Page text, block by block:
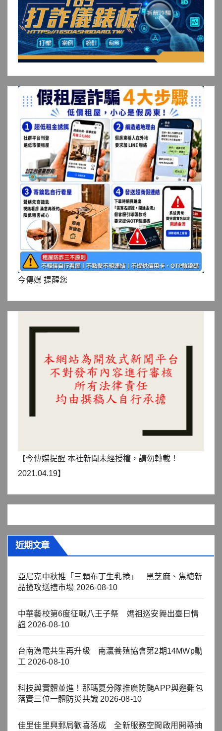
頁
今傳媒 提醒您
【今傳媒提醒 本社新聞未經授權，請勿轉載！
2021.04.19】
近期文章
亞尼克中秋推「三顆布丁生乳捲」 黑芝麻、焦糖新
品搶攻送禮市場 2026-08-10
中華藝校第6度征戰八王子祭 媽祖巡安舞出臺日情
誼 2026-08-10
台南漁電共生再升級 南瀛養殖協會第2期14MWp動
工 2026-08-10
科技與實體並進！那瑪夏分隊推廣防颱APP與避難包
落實三位一體防災共識 2026-08-10
佳里佳里興郵局歡喜落成 全新服務空間啟用開幕抽